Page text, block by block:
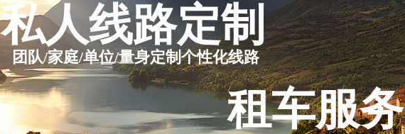
私人线路定制
租车服
团队/家庭/单位/量身定制个性化线路